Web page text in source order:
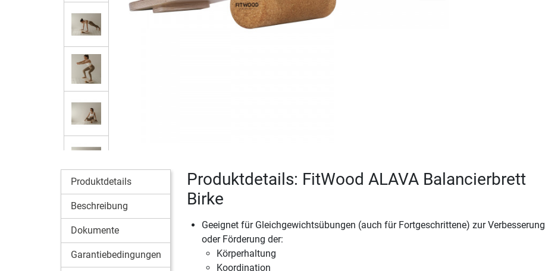
Produktdetails
Beschreibung
Dokumente
Garantiebedingungen
Produktdetails: FitWood ALAVA Balancierbrett
Birke
Geeignet für Gleichgewichtsübungen (auch für Fortgeschrittene) zur Verbesserung
oder Förderung der:
Körperhaltung
Koordination